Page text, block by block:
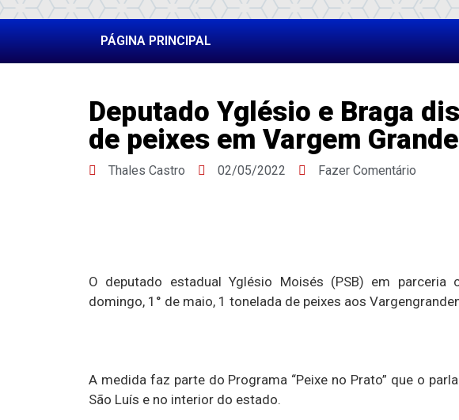
PÁGINA PRINCIPAL
Deputado Yglésio e Braga
de peixes em Vargem Grande
Thales Castro 02/05/2022 Fazer Comentário
O deputado estadual Yglésio Moisés (PSB) em parceria
domingo, 1° de maio, 1 tonelada de peixes aos
A medida faz parte do Programa “Peixe no Prato” que o
São Luís e no interior do estado.